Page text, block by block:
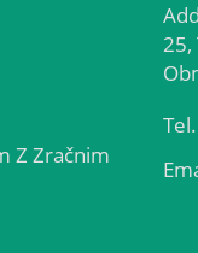
Z Zračnim
25,